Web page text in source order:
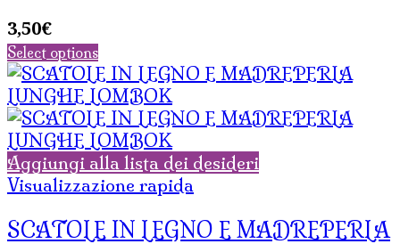
3,50€
Select options
Aggiungi alla lista dei desideri
Visualizzazione rapida
SCATOLE IN LEGNO E MADREPERLA